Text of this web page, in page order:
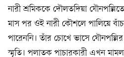
নারী শ্রমিককে দৌলতদিয়া
মাস পর ওই নারী কৌশলে পালিয়ে
পারেননি। তাঁর চোখে ভাসে
স্মৃতি। পলাতক পাচারকারী এখন